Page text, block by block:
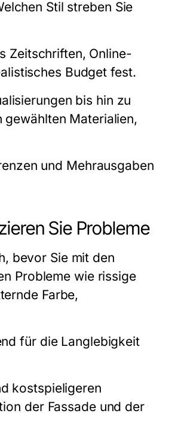
Stil streben Sie
Zeitschriften, Online-
Budget fest.
bis hin zu
Materialien,
und Mehrausgaben
Sie Probleme
bevor Sie mit den
Probleme wie rissige
Farbe,
für die Langlebigkeit
kostspieligeren
der Fassade und der